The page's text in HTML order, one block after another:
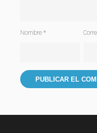
Nombre *